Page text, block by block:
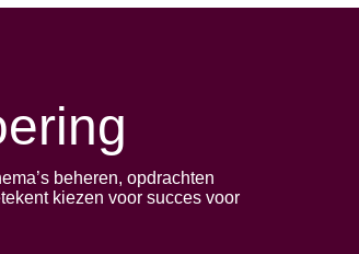
beheren, opdrachten
kiezen voor succes voor